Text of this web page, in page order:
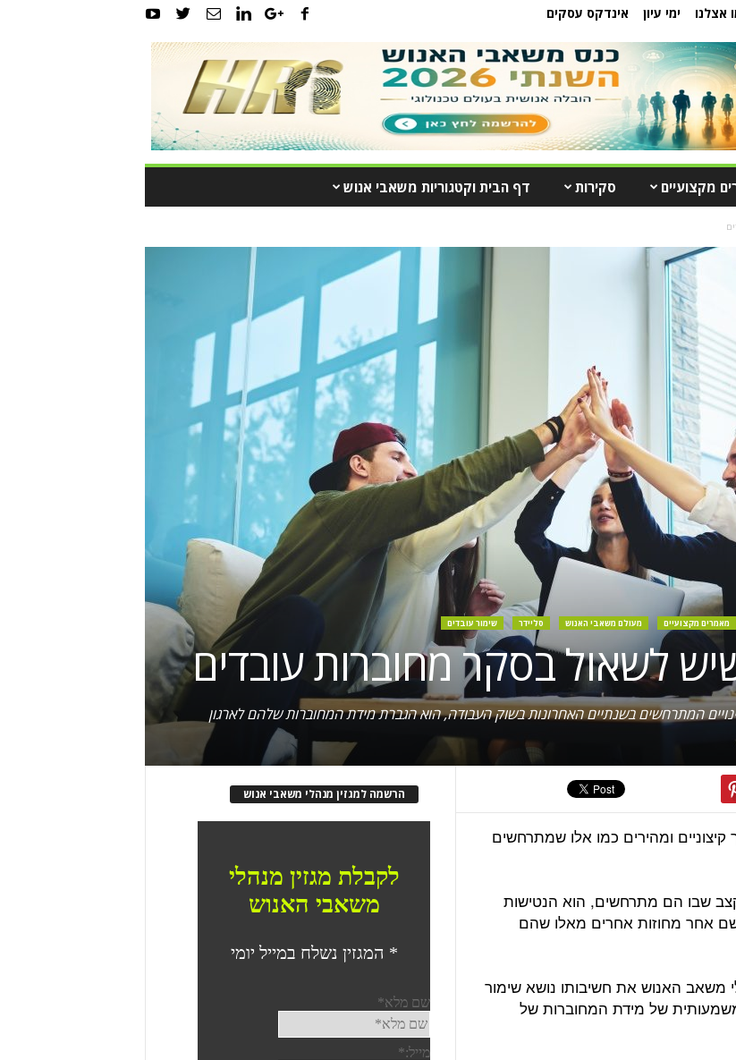
אצלנו ימי עיון אינדקס עסקים
מקצועיים סקירות דף הבית וקטגוריות משאבי אנוש
מאמרים מקצועיים מעולם משאבי האנוש סליידר שימור עובדים
המתרחשים בשנתיים האחרונות בשוק העבודה, הוא הגברת מידת המחוברות שלהם לארגון
ומהירים כמו אלו שמתרחשים
שבו הם מתרחשים, הוא הנטישות
אחר מחוזות אחרים מאלו שהם
משאב האנוש את חשיבותו נושא שימור
של מידת המחוברות של
הרשמה למגזין מנהלי משאבי אנוש